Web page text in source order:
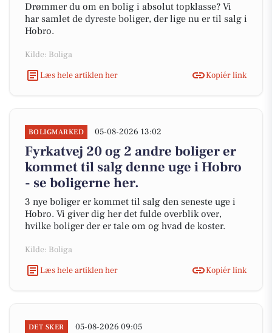
Drømmer du om en bolig i absolut topklasse? Vi
har samlet de dyreste boliger, der lige nu er til salg i
Hobro.
Kilde: Boliga
Læs hele artiklen her
Kopiér link
BOLIGMARKED 05-08-2026 13:02
Fyrkatvej 20 og 2 andre boliger er
kommet til salg denne uge i Hobro
- se boligerne her.
3 nye boliger er kommet til salg den seneste uge i
Hobro. Vi giver dig her det fulde overblik over,
hvilke boliger der er tale om og hvad de koster.
Kilde: Boliga
Læs hele artiklen her
Kopiér link
DET SKER 05-08-2026 09:05